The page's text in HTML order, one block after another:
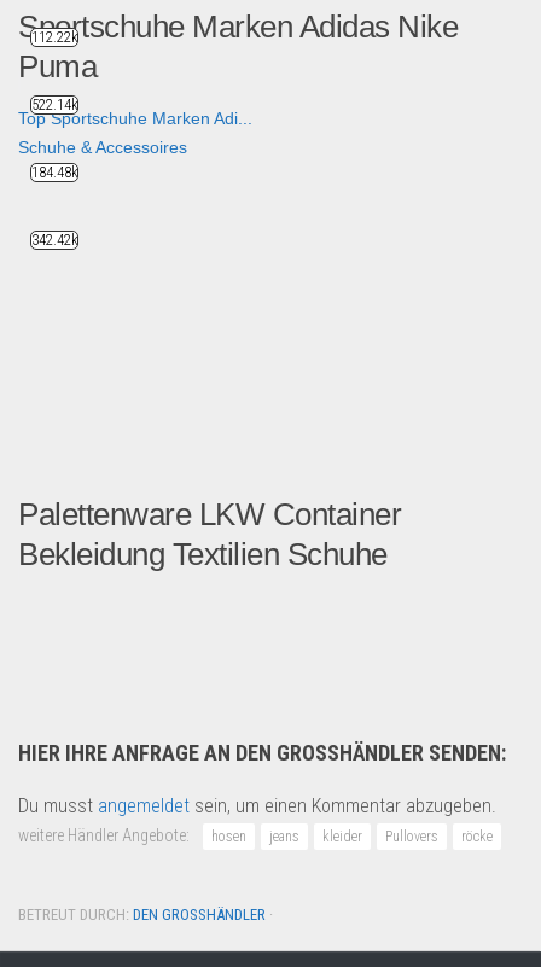
Sportschuhe Marken Adidas Nike
Puma
Top Sportschuhe Marken Adi...
Schuhe & Accessoires
Palettenware LKW Container
Bekleidung Textilien Schuhe
HIER IHRE ANFRAGE AN DEN GROSSHÄNDLER SENDEN:
Du musst angemeldet sein, um einen Kommentar abzugeben.
weitere Händler Angebote: hosen jeans kleider Pullovers röcke
BETREUT DURCH: DEN GROSSHÄNDLER ·
112.22k
522.14k
184.48k
342.42k